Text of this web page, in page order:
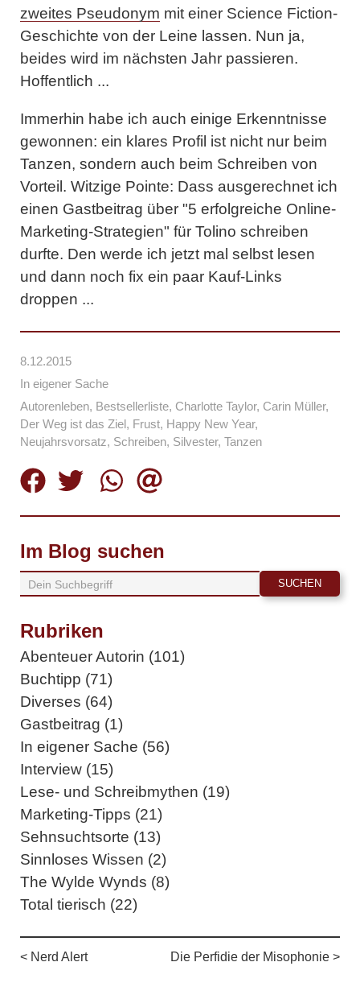
8.12.2015
In eigener Sache
Autorenleben, Bestsellerliste, Charlotte Taylor, Carin Müller,
Der Weg ist das Ziel, Frust, Happy New Year,
Neujahrsvorsatz, Schreiben, Silvester, Tanzen
zweites Pseudonym mit einer Science Fiction-
Geschichte von der Leine lassen. Nun ja,
beides wird im nächsten Jahr passieren.
Hoffentlich ...
Immerhin habe ich auch einige Erkenntnisse
gewonnen: ein klares Profil ist nicht nur beim
Tanzen, sondern auch beim Schreiben von
Vorteil. Witzige Pointe: Dass ausgerechnet ich
einen Gastbeitrag über "5 erfolgreiche Online-
Marketing-Strategien" für Tolino schreiben
durfte. Den werde ich jetzt mal selbst lesen
und dann noch fix ein paar Kauf-Links
droppen ...
Im Blog suchen
Rubriken
Abenteuer Autorin (101)
Buchtipp (71)
Diverses (64)
Gastbeitrag (1)
In eigener Sache (56)
Interview (15)
Lese- und Schreibmythen (19)
Marketing-Tipps (21)
Sehnsuchtsorte (13)
Sinnloses Wissen (2)
The Wylde Wynds (8)
Total tierisch (22)
< Nerd Alert Die Perfidie der Misophonie >